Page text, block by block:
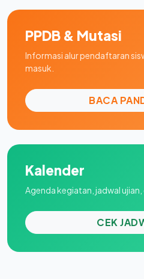
PPDB & Mutasi
Informasi alur pendaftaran
masuk.
BACA
Kalender
Agenda kegiatan, jadwal ujian,
CEK